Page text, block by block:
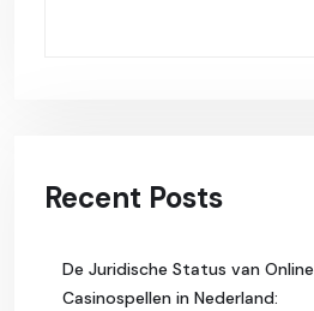
Recent Posts
De Juridische Status van Online
Casinospellen in Nederland: